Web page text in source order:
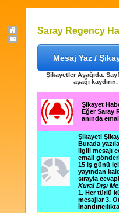
Saray Regency
Mesaj Yaz /
Şikayetler Aşağıda.
aşağı kaydırın.
Şikayet
Eğer Saray
anında
Şikayeti
Burada
ilgili mesajı
email
15 iş günü
yayından
sırayla
Kural Dışı
1. Her türlü
mesajlar 3.